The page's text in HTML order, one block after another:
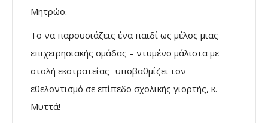
Μητρώο.
Το να παρουσιάζεις ένα παιδί ως μέλος μιας
επιχειρησιακής ομάδας – ντυμένο μάλιστα με
στολή εκστρατείας- υποβαθμίζει τον
εθελοντισμό σε επίπεδο σχολικής γιορτής, κ.
Μυττά!